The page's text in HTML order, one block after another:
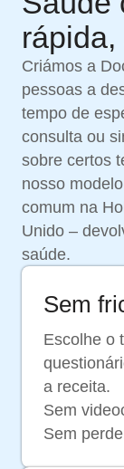
Criámos a
pessoas a
tempo de
consulta ou
sobre certos
nosso
comum na
Unido –
saúde.
Sem
Escolhe o
a receita.
Sem
Sem